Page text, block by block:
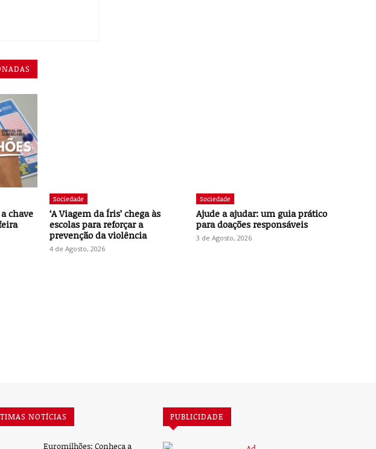
chave
Sociedade
‘A Viagem da Íris’ chega às
escolas para reforçar a
prevenção da violência
4 de Agosto, 2026
Sociedade
Ajude a ajudar: um guia prático
para doações responsáveis
3 de Agosto, 2026
NOTÍCIAS
Euromilhões: Conheça a
PUBLICIDADE